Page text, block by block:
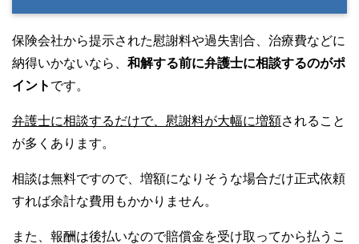
保険会社から提示された慰謝料や過失割合、治療費などに
納得いかないなら、 和解する前に弁護士に相談するのがポ
イント です。
弁護士に相談するだけで、慰謝料が大幅に増額されること
が多くあります。
相談は無料ですので、増額になりそうな場合だけ正式依頼
すれば余計な費用もかかりません。
また、報酬は後払いなので賠償金を受け取ってから払うこ